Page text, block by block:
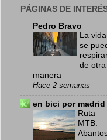
PÁGINAS DE
Pedro Bravo
La vida
se
de otra
manera
Hace 2 semanas
en bici por madrid
Ruta
MTB: